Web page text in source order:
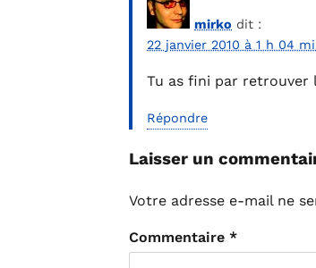
mirko dit :
22 janvier 2010 à 1 h 04
Tu as fini par retrouver
Répondre
Laisser un
Votre adresse e-mail ne
Commentaire *